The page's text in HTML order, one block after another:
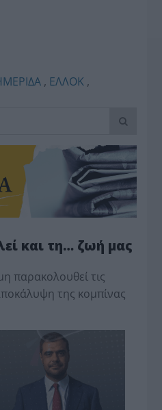
, ΕΛΛΟΚ ,
και τη… ζωή μας
παρακολουθεί τις
της κο­μπίνας